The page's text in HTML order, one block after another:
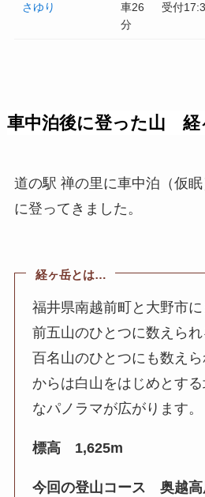
さゆり
車26
分
受付
車中泊後に登った山 経
道の駅 禅の里に車中泊（仮
に登ってきました。
経ヶ岳とは…
福井県南越前町と大野市
前五山のひとつに数えら
百名山のひとつにも数え
からは白山をはじめとす
なパノラマが広がります。
標高 1,625m
今回の登山コース 奥越高